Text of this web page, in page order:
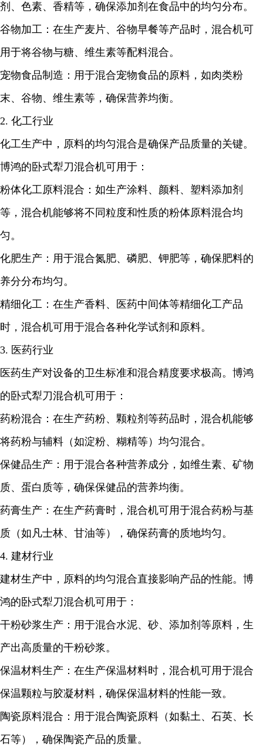
剂、色素、香精等，确保添加剂在食品中的均匀分布。
谷物加工：在生产麦片、谷物早餐等产品时，混合机可
用于将谷物与糖、维生素等配料混合。
宠物食品制造：用于混合宠物食品的原料，如肉类粉
末、谷物、维生素等，确保营养均衡。
2. 化工行业
化工生产中，原料的均匀混合是确保产品质量的关键。
博鸿的卧式犁刀混合机可用于：
粉体化工原料混合：如生产涂料、颜料、塑料添加剂
等，混合机能够将不同粒度和性质的粉体原料混合均
匀。
化肥生产：用于混合氮肥、磷肥、钾肥等，确保肥料的
养分分布均匀。
精细化工：在生产香料、医药中间体等精细化工产品
时，混合机可用于混合各种化学试剂和原料。
3. 医药行业
医药生产对设备的卫生标准和混合精度要求极高。博鸿
的卧式犁刀混合机可用于：
药粉混合：在生产药粉、颗粒剂等药品时，混合机能够
将药粉与辅料（如淀粉、糊精等）均匀混合。
保健品生产：用于混合各种营养成分，如维生素、矿物
质、蛋白质等，确保保健品的营养均衡。
药膏生产：在生产药膏时，混合机可用于混合药粉与基
质（如凡士林、甘油等），确保药膏的质地均匀。
4. 建材行业
建材生产中，原料的均匀混合直接影响产品的性能。博
鸿的卧式犁刀混合机可用于：
干粉砂浆生产：用于混合水泥、砂、添加剂等原料，生
产出高质量的干粉砂浆。
保温材料生产：在生产保温材料时，混合机可用于混合
保温颗粒与胶凝材料，确保保温材料的性能一致。
陶瓷原料混合：用于混合陶瓷原料（如黏土、石英、长
石等），确保陶瓷产品的质量。